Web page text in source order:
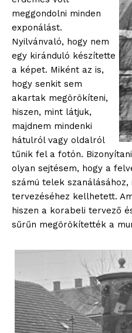
meggondolni minden
exponálást.
Nyilvánvaló, hogy nem
egy kiránduló készítette
a képet. Miként az is,
hogy senkit sem
akartak megörökíteni,
hiszen, mint látjuk,
majdnem mindenki
hátulról vagy oldalról
tűnik fel a fotón.
olyan sejtésem, hogy a
számú telek
tervezéséhez kellhetett.
hiszen a korabeli tervező
sűrűn megörökítették a